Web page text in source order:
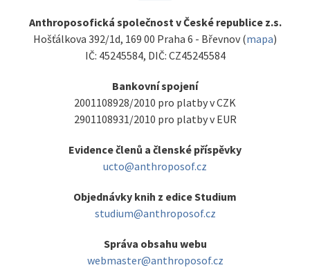
Anthroposofická společnost v České republice z.s.
Hošťálkova 392/1d, 169 00 Praha 6 - Břevnov (mapa)
IČ: 45245584, DIČ: CZ45245584
Bankovní spojení
2001108928/2010 pro platby v CZK
2901108931/2010 pro platby v EUR
Evidence členů a členské příspěvky
ucto@anthroposof.cz
Objednávky knih z edice Studium
studium@anthroposof.cz
Správa obsahu webu
webmaster@anthroposof.cz